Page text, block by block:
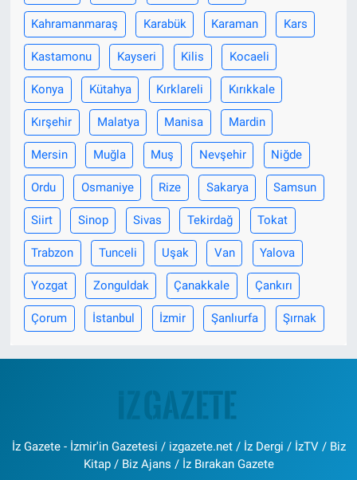
Kahramanmaraş Karabük Karaman Kars
Kastamonu Kayseri Kilis Kocaeli
Konya Kütahya Kırklareli Kırıkkale
Kırşehir Malatya Manisa Mardin
Mersin Muğla Muş Nevşehir Niğde
Ordu Osmaniye Rize Sakarya Samsun
Siirt Sinop Sivas Tekirdağ Tokat
Trabzon Tunceli Uşak Van Yalova
Yozgat Zonguldak Çanakkale Çankırı
Çorum İstanbul İzmir Şanlıurfa Şırnak
İz Gazete - İzmir'in Gazetesi / izgazete.net / İz Dergi / İzTV / Biz
Kitap / Biz Ajans / İz Bırakan Gazete